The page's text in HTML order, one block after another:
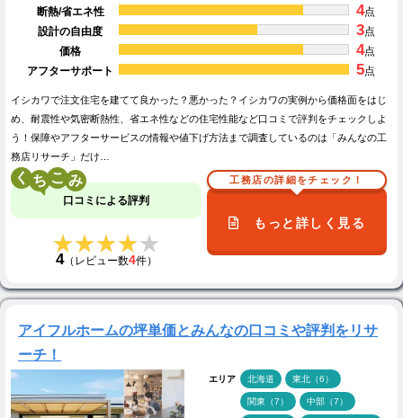
断熱/省エネ性
4点
設計の自由度
3点
価格
4点
アフターサポート
5点
イシカワで注文住宅を建てて良かった？悪かった？イシカワの実例から価格面をはじ
め、耐震性や気密断熱性、省エネ性などの住宅性能など口コミで評判をチェックしよ
う！保障やアフターサービスの情報や値下げ方法まで調査しているのは「みんなの工
務店リサーチ」だけ…
く こ
口コミによる評判
★★★★★
★★★★★
4（レビュー数4件）
工務店の詳細をチェック！
もっと詳しく見る
アイフルホームの坪単価とみんなの口コミや評判をリサ
ーチ！
エリア 北海道 東北（6）
関東（7） 中部（7）